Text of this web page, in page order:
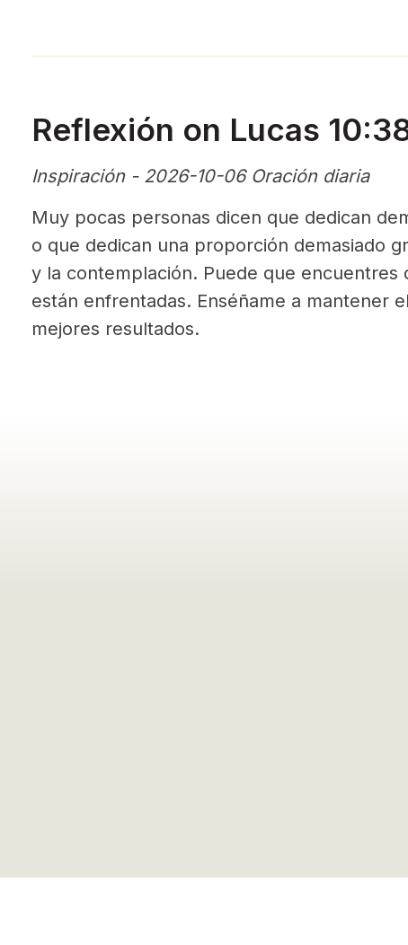
Reflexión on Lucas
Inspiración - 2026-10-06 Oración diaria
Muy pocas personas dicen que dedican
o que dedican una proporción demasiado
y la contemplación. Puede que encuentres
están enfrentadas. Enséñame a mantener
mejores resultados.